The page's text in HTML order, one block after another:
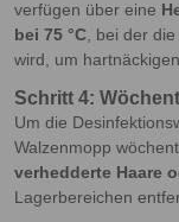
verfügen über eine
bei 75 °C, bei der
wird, um
Schritt 4:
Um die
Walzenmopp
verhedderte Haare
Lagerbereichen